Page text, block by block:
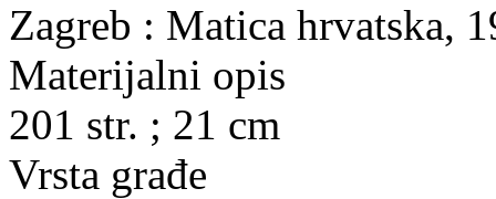
Zagreb : Matica hrvatska,
Materijalni opis
201 str. ; 21 cm
Vrsta građe